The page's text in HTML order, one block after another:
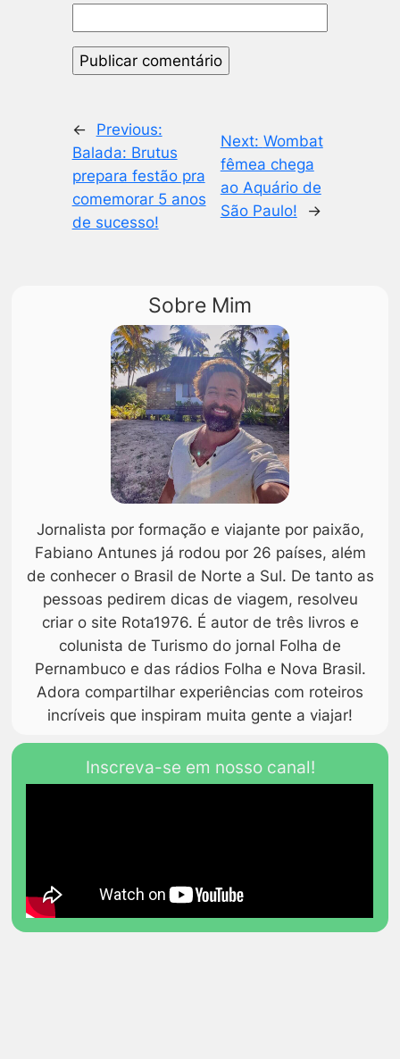
←
Previous:
Balada: Brutus
prepara festão pra
comemorar 5 anos
de sucesso!
Next: Wombat
fêmea chega
ao Aquário de
São Paulo!
→
Sobre Mim
Jornalista por formação e viajante por paixão,
Fabiano Antunes já rodou por 26 países, além
de conhecer o Brasil de Norte a Sul. De tanto as
pessoas pedirem dicas de viagem, resolveu
criar o site Rota1976. É autor de três livros e
colunista de Turismo do jornal Folha de
Pernambuco e das rádios Folha e Nova Brasil.
Adora compartilhar experiências com roteiros
incríveis que inspiram muita gente a viajar!
Inscreva-se em nosso canal!